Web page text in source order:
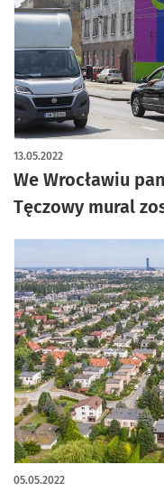
We Wrocławiu
Tęczowy mural
13.05.2022
artykuł z galerią zdjęć
05.05.2022